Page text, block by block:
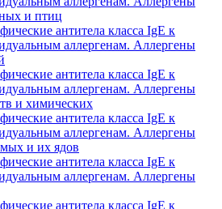
и птиц
антитела класса IgE к
аллергенам. Аллергены
антитела класса IgE к
аллергенам. Аллергены
и химических
антитела класса IgE к
аллергенам. Аллергены
и их ядов
антитела класса IgE к
аллергенам. Аллергены
антитела класса IgE к